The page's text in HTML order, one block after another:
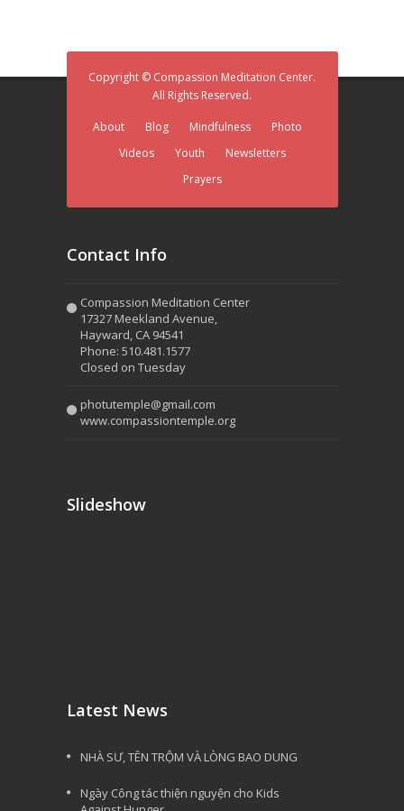
Copyright © Compassion Meditation Center.
All Rights Reserved.
About Blog Mindfulness
Photo
Videos
Youth
Newsletters
Prayers
Contact Info
Compassion Meditation Center
17327 Meekland Avenue,
Hayward, CA 94541
Phone: 510.481.1577
Closed on Tuesday
photutemple@gmail.com
www.compassiontemple.org
Slideshow
Latest News
NHÀ SƯ, TÊN TRỘM VÀ LÒNG BAO DUNG
Ngày Công tác thiện nguyện cho Kids